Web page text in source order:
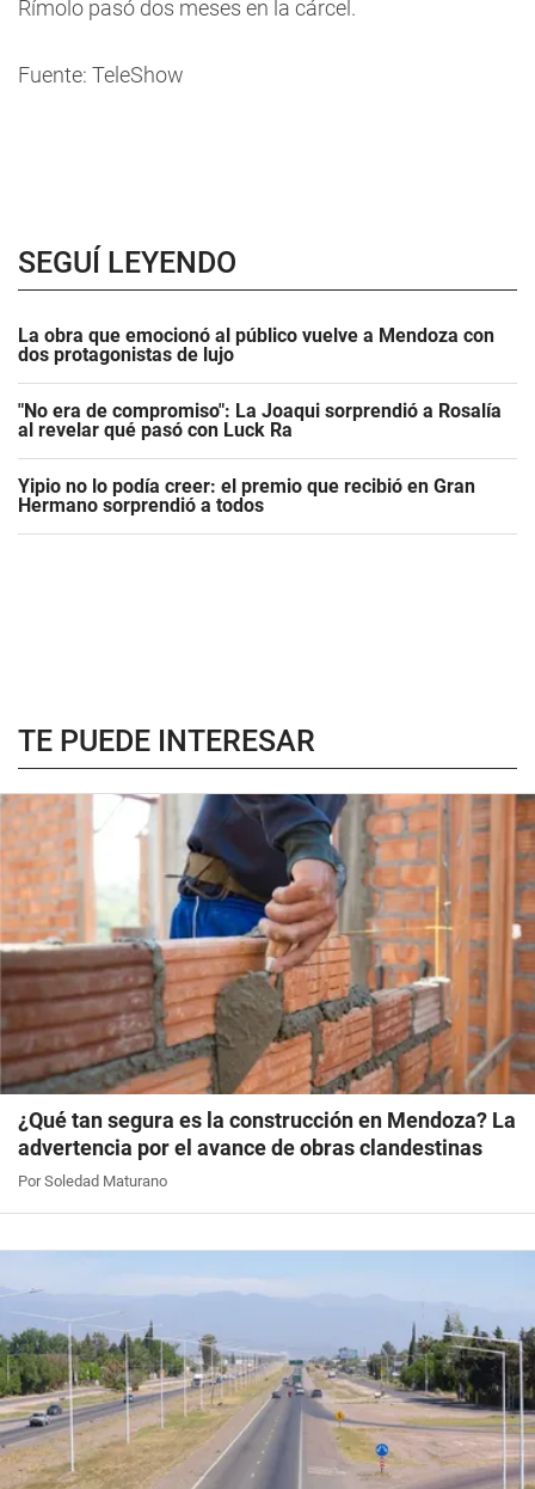
Rímolo pasó dos meses en la cárcel.
Fuente: TeleShow
SEGUÍ LEYENDO
La obra que emocionó al público vuelve a Mendoza con
dos protagonistas de lujo
"No era de compromiso": La Joaqui sorprendió a Rosalía
al revelar qué pasó con Luck Ra
Yipio no lo podía creer: el premio que recibió en Gran
Hermano sorprendió a todos
TE PUEDE INTERESAR
¿Qué tan segura es la construcción en Mendoza? La
advertencia por el avance de obras clandestinas
Por Soledad Maturano